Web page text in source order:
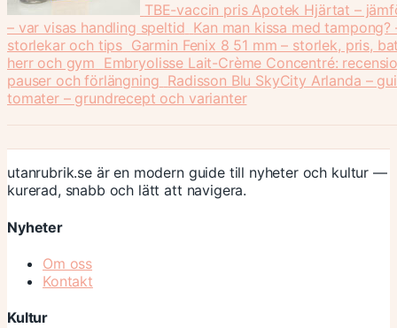
TBE-vaccin pris Apotek Hjärtat –
– var visas handling speltid Kan man kissa med
storlekar och tips Garmin Fenix 8 51 mm – storlek, pris,
herr och gym Embryolisse Lait-Crème Concentré:
pauser och förlängning Radisson Blu SkyCity Arlanda –
tomater – grundrecept och varianter
utanrubrik.se är en modern guide till nyheter och kultur —
kurerad, snabb och lätt att navigera.
Nyheter
Om oss
Kontakt
Kultur